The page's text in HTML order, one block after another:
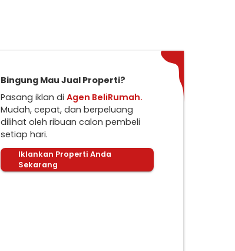
Bingung Mau Jual Properti?
Pasang iklan di Agen BeliRumah.
Mudah, cepat, dan berpeluang
dilihat oleh ribuan calon pembeli
setiap hari.
Iklankan Properti Anda
Sekarang